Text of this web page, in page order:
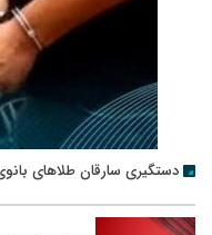
دستگیری سارقان طلاهای